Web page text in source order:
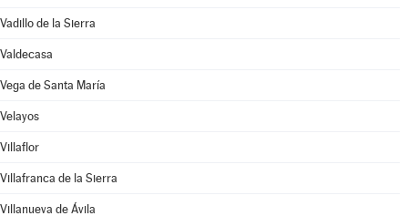
Vadillo de la Sierra
Valdecasa
Vega de Santa María
Velayos
Villaflor
Villafranca de la Sierra
Villanueva de Ávila